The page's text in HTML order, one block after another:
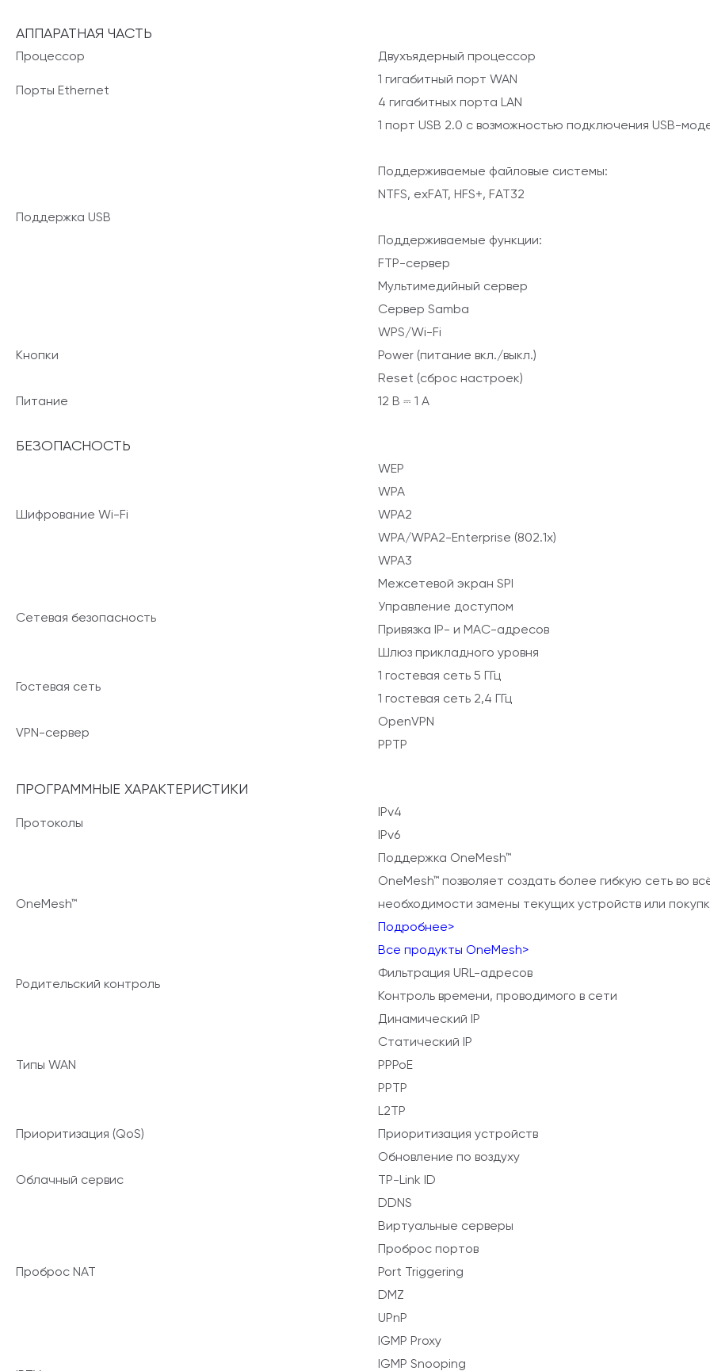
АППАРАТНАЯ ЧАСТЬ
Процессор Двухъядерный процессор
Порты Ethernet
1 гигабитный порт WAN
4 гигабитных порта LAN
Поддержка USB
1 порт USB 2.0 с возможностью подключения USB-
Поддерживаемые файловые системы:
NTFS, exFAT, HFS+, FAT32
Поддерживаемые функции:
FTP-сервер
Мультимедийный сервер
Сервер Samba
Кнопки
WPS/Wi-Fi
Power (питание вкл./выкл.)
Reset (сброс настроек)
Питание
12 В ⎓ 1 А
БЕЗОПАСНОСТЬ
Шифрование Wi-Fi
WEP
WPA
WPA2
WPA/WPA2-Enterprise (802.1x)
WPA3
Сетевая безопасность
Межсетевой экран SPI
Управление доступом
Привязка IP- и MAC-адресов
Шлюз прикладного уровня
Гостевая сеть
1 гостевая сеть 5 ГГц
1 гостевая сеть 2,4 ГГц
VPN-сервер
OpenVPN
PPTP
ПРОГРАММНЫЕ ХАРАКТЕРИСТИКИ
Протоколы
IPv4
IPv6
OneMesh™
Поддержка OneMesh™
OneMesh™ позволяет создать более гибкую сеть во
необходимости замены текущих устройств или
Подробнее>
Все продукты OneMesh>
Родительский контроль
Фильтрация URL-адресов
Контроль времени, проводимого в сети
Типы WAN
Динамический IP
Статический IP
PPPoE
PPTP
L2TP
Приоритизация (QoS)
Приоритизация устройств
Облачный сервис
Обновление по воздуху
TP-Link ID
DDNS
Проброс NAT
Виртуальные серверы
Проброс портов
Port Triggering
DMZ
UPnP
IGMP Proxy
IGMP Snooping